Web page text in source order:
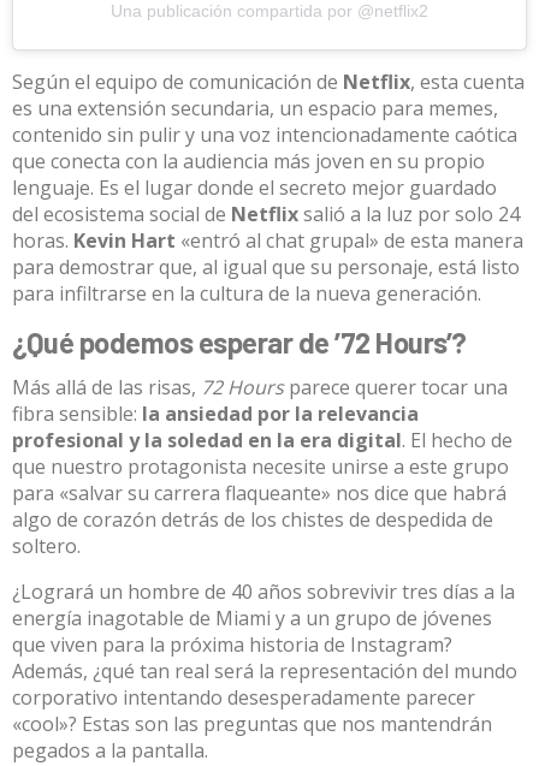
Una publicación compartida por @netflix2
Según el equipo de comunicación de Netflix, esta cuenta
es una extensión secundaria, un espacio para memes,
contenido sin pulir y una voz intencionadamente caótica
que conecta con la audiencia más joven en su propio
lenguaje. Es el lugar donde el secreto mejor guardado
del ecosistema social de Netflixsalió a la luz por solo 24
horas. Kevin Hart «entró al chat grupal» de esta manera
para demostrar que, al igual que su personaje, está listo
para infiltrarse en la cultura de la nueva generación.
¿Qué podemos esperar de ’72 Hours’?
Más allá de las risas, 72 Hoursparece querer tocar una
fibra sensible: la ansiedad por la relevancia
profesional y la soledad en la era digital. El hecho de
que nuestro protagonista necesite unirse a este grupo
para «salvar su carrera flaqueante» nos dice que habrá
algo de corazón detrás de los chistes de despedida de
soltero.
¿Logrará un hombre de 40 años sobrevivir tres días a la
energía inagotable de Miami y a un grupo de jóvenes
que viven para la próxima historia de Instagram?
Además, ¿qué tan real será la representación del mundo
corporativo intentando desesperadamente parecer
«cool»? Estas son las preguntas que nos mantendrán
pegados a la pantalla.